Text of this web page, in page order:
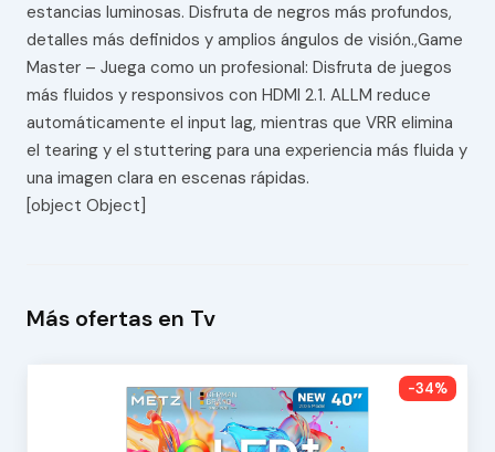
estancias luminosas. Disfruta de negros más profundos,
detalles más definidos y amplios ángulos de visión.,Game
Master – Juega como un profesional: Disfruta de juegos
más fluidos y responsivos con HDMI 2.1. ALLM reduce
automáticamente el input lag, mientras que VRR elimina
el tearing y el stuttering para una experiencia más fluida y
una imagen clara en escenas rápidas.
[object Object]
Más ofertas en Tv
-34%